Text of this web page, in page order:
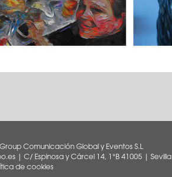
Comunicación Global y Eventos S.L
| C/ Espinosa y Cárcel 14, 1°B 41005 | Sevilla
de cookies